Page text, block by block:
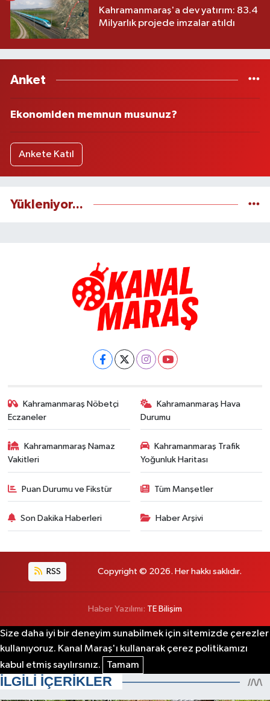
Kahramanmaraş'a dev yatırım: 83.4
Milyarlık projede imzalar atıldı
Anket
Ekonomiden memnun musunuz?
Ankete Katıl
Yükleniyor...
Kahramanmaraş Nöbetçi
Eczaneler
Kahramanmaraş Hava
Durumu
Kahramanmaraş Namaz
Vakitleri
Kahramanmaraş Trafik
Yoğunluk Haritası
Puan Durumu ve Fikstür Tüm Manşetler
Son Dakika Haberleri Haber Arşivi
RSS Copyright © 2026. Her hakkı saklıdır.
Haber Yazılımı: TE Bilişim
Size daha iyi bir deneyim sunabilmek için sitemizde çerezler
kullanıyoruz. Kanal Maraş'ı kullanarak çerez politikamızı
kabul etmiş sayılırsınız.
Tamam